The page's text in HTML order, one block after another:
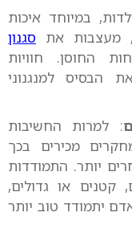
במיוחד איכות
מעצבות את סגנון
החוסן. חוויות
הבסיס למנגנוני
: למרות החשיבות
מכירים בכך
יותר. התמודדות
קטנים או גדולים,
יתמודד טוב יותר